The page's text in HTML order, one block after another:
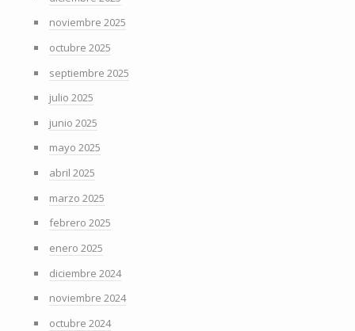
noviembre 2025
octubre 2025
septiembre 2025
julio 2025
junio 2025
mayo 2025
abril 2025
marzo 2025
febrero 2025
enero 2025
diciembre 2024
noviembre 2024
octubre 2024